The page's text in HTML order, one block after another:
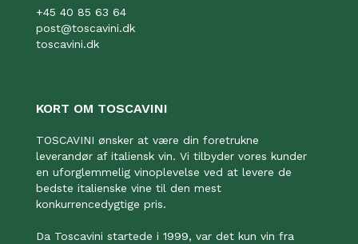
+45 40 85 63 64
post@toscavini.dk
toscavini.dk
KORT OM TOSCAVINI
TOSCAVINI ønsker at være din foretrukne
leverandør af italiensk vin. Vi tilbyder vores kunder
en uforglemmelig vinoplevelse ved at levere de
bedste italienske vine til den mest
konkurrencedygtige pris.
Da Toscavini startede i 1999, var det kun vin fra